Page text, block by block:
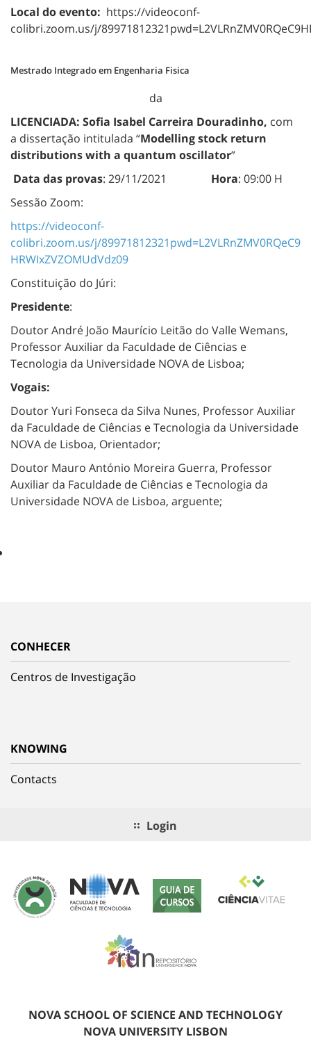
Local do evento: https://videoconf-
colibri.zoom.us/j/
Mestrado Integrado em Engenharia Fisica
da
LICENCIADA: Sofia Isabel Carreira Douradinho, com
a dissertação intitulada “Modelling stock return
distributions with a quantum oscillator”
Data das provas: 29/11/2021 Hora: 09:00 H
Sessão Zoom:
https://videoconf-
colibri.zoom.us/j/89971812321pwd=L2VLRnZMV0RQeC9
HRWIxZVZOMUdVdz09
Constituição do Júri:
Presidente:
Doutor André João Maurício Leitão do Valle Wemans,
Professor Auxiliar da Faculdade de Ciências e
Tecnologia da Universidade NOVA de Lisboa;
Vogais:
Doutor Yuri Fonseca da Silva Nunes, Professor Auxiliar
da Faculdade de Ciências e Tecnologia da Universidade
NOVA de Lisboa, Orientador;
Doutor Mauro António Moreira Guerra, Professor
Auxiliar da Faculdade de Ciências e Tecnologia da
Universidade NOVA de Lisboa, arguente;
CONHECER
Centros de Investigação
KNOWING
Contacts
Login
NOVA SCHOOL OF SCIENCE AND TECHNOLOGY
NOVA UNIVERSITY LISBON